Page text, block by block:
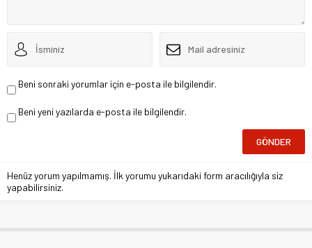
Beni sonraki yorumlar için e-posta ile bilgilendir.
Beni yeni yazılarda e-posta ile bilgilendir.
Henüz yorum yapılmamış. İlk yorumu yukarıdaki form aracılığıyla siz
yapabilirsiniz.